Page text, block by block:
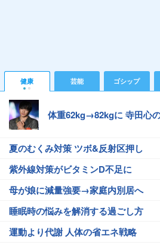
健康 芸能 ゴシップ
体重62kg→82kgに 寺田心
夏のむくみ対策 ツボ&反射区押し
紫外線対策がビタミンD不足に
母が娘に減量強要→家庭内別居へ
睡眠時の悩みを解消する過ごし方
運動より代謝 人体の省エネ戦略